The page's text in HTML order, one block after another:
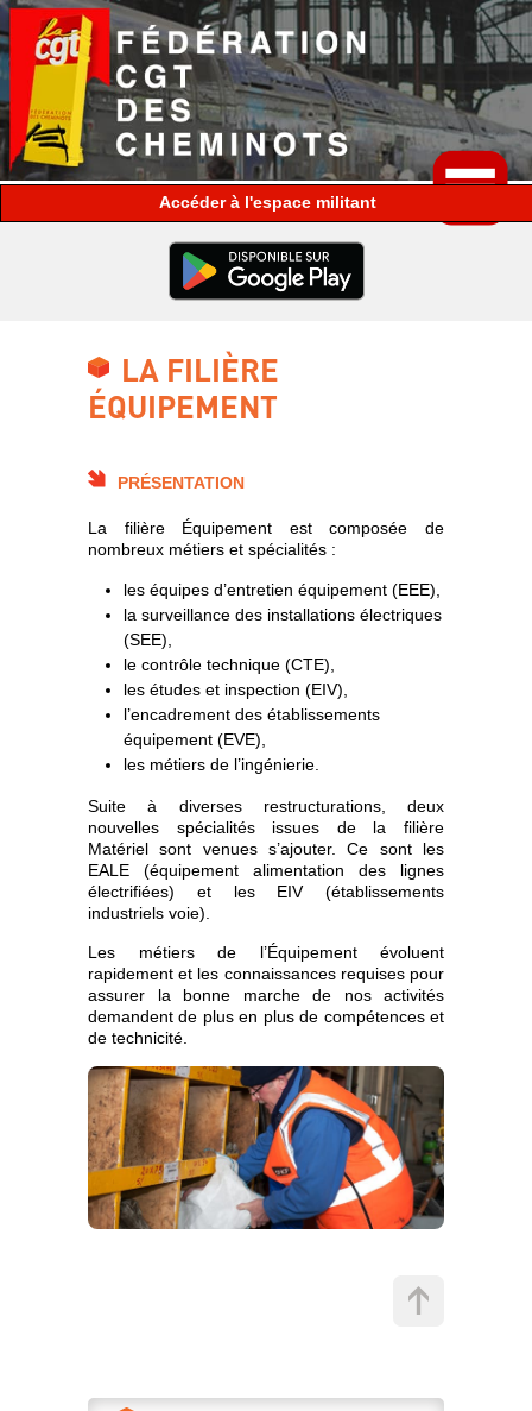
espace militant
LA FILIÈRE
ÉQUIPEMENT
PRÉSENTATION
La filière Équipement est composée de
nombreux métiers et spécialités :
les équipes d’entretien équipement (EEE),
la surveillance des installations électriques
(SEE),
le contrôle technique (CTE),
les études et inspection (EIV),
l’encadrement des établissements
équipement (EVE),
les métiers de l’ingénierie.
Suite à diverses restructurations, deux
nouvelles spécialités issues de la filière
Matériel sont venues s’ajouter. Ce sont les
EALE (équipement alimentation des lignes
électrifiées) et les EIV (établissements
industriels voie).
Les métiers de l’Équipement évoluent
rapidement et les connaissances requises pour
assurer la bonne marche de nos activités
demandent de plus en plus de compétences et
de technicité.